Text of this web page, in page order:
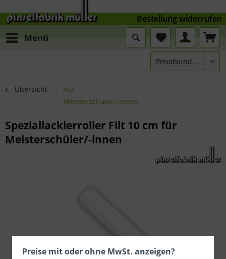
Menü
Übersicht
Für
Meisterschüler/-innen
Speziallackierroller Filt 10 cm für
Meisterschüler/-innen
Bestellung widerrufen
Preise mit oder ohne MwSt. anzeigen?